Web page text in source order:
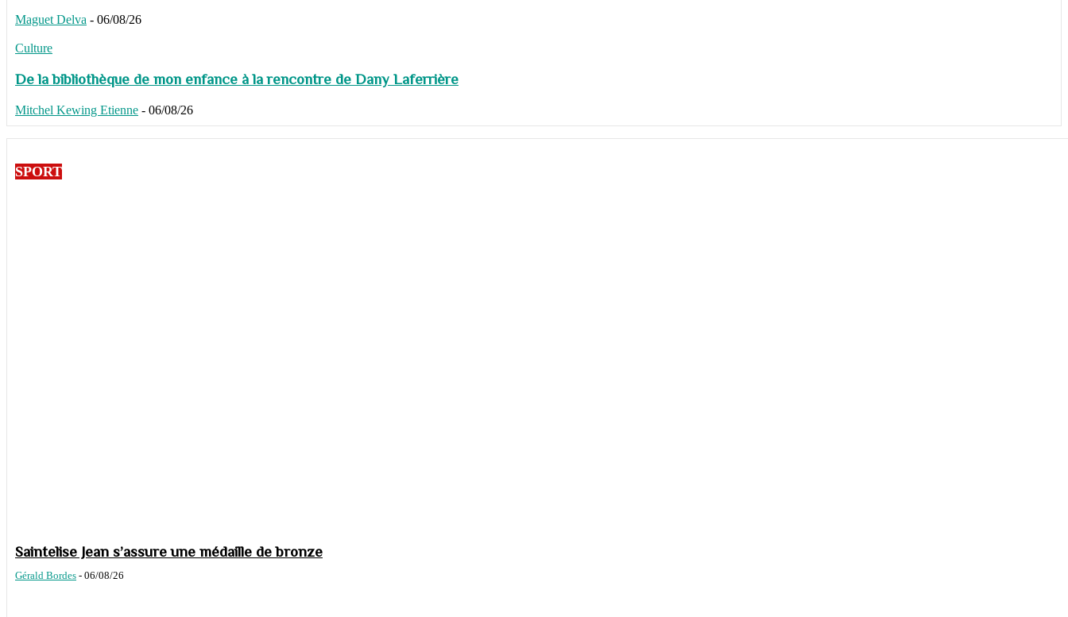
Maguet Delva - 06/08/26
Culture
De la bibliothèque de mon enfance à la rencontre de Dany Laferrière
Mitchel Kewing Etienne - 06/08/26
SPORT
Saintelise Jean s’assure une médaille de bronze
Gérald Bordes - 06/08/26